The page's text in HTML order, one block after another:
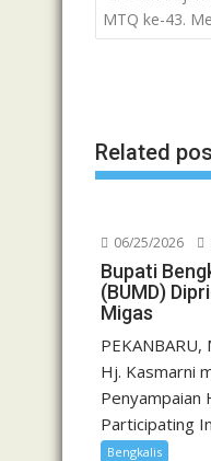
MTQ ke-43.
Related
06/25/2026
Bupati
(BUMD)
Migas
PEKANBARU,
Hj. Kasmarni
Penyampaian
Participating
Bengkalis